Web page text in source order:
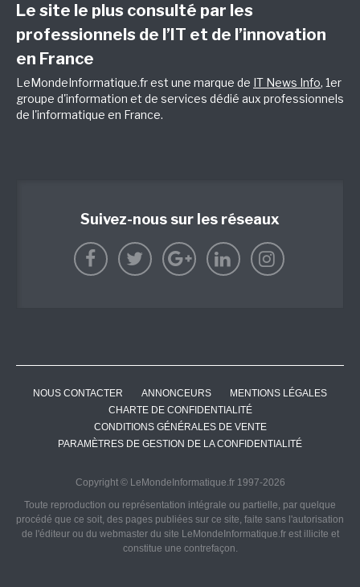
Le site le plus consulté par les
professionnels de l’IT et de l’innovation
en France
LeMondeInformatique.fr est une marque de IT News Info, 1er
groupe d'information et de services dédié aux professionnels
de l'informatique en France.
Suivez-nous sur les réseaux
NOUS CONTACTER ANNONCEURS
MENTIONS LÉGALES
CHARTE DE CONFIDENTIALITÉ
CONDITIONS GÉNÉRALES DE VENTE
PARAMÈTRES DE GESTION DE LA CONFIDENTIALITÉ
Copyright © LeMondeInformatique.fr 1997-2026
Toute reproduction ou représentation intégrale ou partielle, par quelque
procédé que ce soit, des pages publiées sur ce site, faite sans l'autorisation
de l'éditeur ou du webmaster du site LeMondeInformatique.fr est illicite et
constitue une contrefaçon.